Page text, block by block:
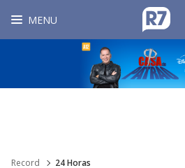
MENU
Record 24 Horas